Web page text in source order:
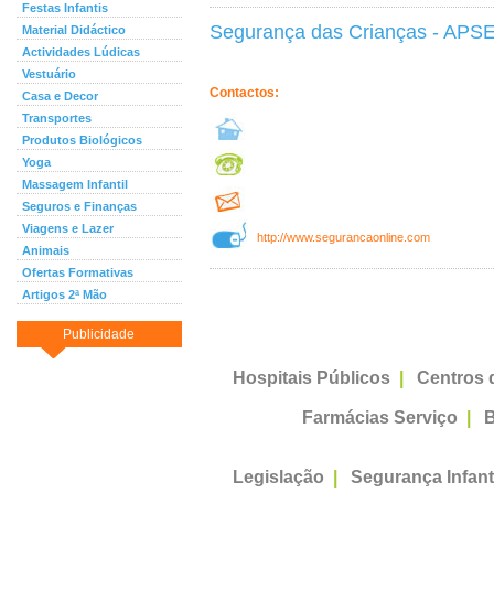
Festas Infantis
Material Didáctico
Actividades Lúdicas
Vestuário
Casa e Decor
Transportes
Produtos Biológicos
Yoga
Massagem Infantil
Seguros e Finanças
Viagens e Lazer
Animais
Ofertas Formativas
Artigos 2ª Mão
Publicidade
Segurança das Crianças -
Contactos:
http://www.segurancaonline.com
Hospitais Públicos Centros
Farmácias Serviço
Legislação Segurança